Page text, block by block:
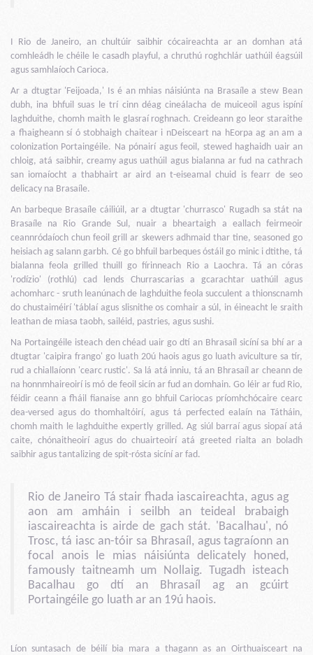
I Rio de Janeiro, an chultúir saibhir cócaireachta ar an domhan atá
comhleádh le chéile le casadh playful, a chruthú roghchlár uathúil éagsúil
agus samhlaíoch Carioca.
Ar a dtugtar 'Feijoada,' Is é an mhias náisiúnta na Brasaíle a stew Bean
dubh, ina bhfuil suas le trí cinn déag cineálacha de muiceoil agus ispíní
laghduithe, chomh maith le glasraí roghnach. Creideann go leor staraithe
a fhaigheann sí ó stobhaigh chaitear i nDeisceart na hEorpa ag an am a
colonization Portaingéile. Na pónairí agus feoil, stewed haghaidh uair an
chloig, atá saibhir, creamy agus uathúil agus bialanna ar fud na cathrach
san iomaíocht a thabhairt ar aird an t-eiseamal chuid is fearr de seo
delicacy na Brasaíle.
An barbeque Brasaíle cáiliúil, ar a dtugtar 'churrasco' Rugadh sa stát na
Brasaíle na Rio Grande Sul, nuair a bheartaigh a eallach feirmeoir
ceannródaíoch chun feoil grill ar skewers adhmaid thar tine, seasoned go
heisiach ag salann garbh. Cé go bhfuil barbeques óstáil go minic i dtithe, tá
bialanna feola grilled thuill go fírinneach Rio a Laochra. Tá an córas
'rodízio' (rothlú) cad lends Churrascarias a gcarachtar uathúil agus
achomharc - sruth leanúnach de laghduithe feola succulent a thionscnamh
do chustaiméirí 'táblaí agus slisnithe os comhair a súl, in éineacht le sraith
leathan de miasa taobh, sailéid, pastries, agus sushi.
Na Portaingéile isteach den chéad uair go dtí an Bhrasaíl sicíní sa bhí ar a
dtugtar 'caipira frango' go luath 20ú haois agus go luath aviculture sa tír,
rud a chiallaíonn 'cearc rustic'. Sa lá atá inniu, tá an Bhrasaíl ar cheann de
na honnmhaireoirí is mó de feoil sicín ar fud an domhain. Go léir ar fud Rio,
féidir ceann a fháil fianaise ann go bhfuil Cariocas príomhchócaire cearc
dea-versed agus do thomhaltóirí, agus tá perfected ealaín na Tátháin,
chomh maith le laghduithe expertly grilled. Ag siúl barraí agus siopaí atá
caite, chónaitheoirí agus do chuairteoirí atá greeted rialta an boladh
saibhir agus tantalizing de spit-rósta sicíní ar fad.
Rio de Janeiro Tá stair fhada iascaireachta, agus ag
aon am amháin i seilbh an teideal brabaigh
iascaireachta is airde de gach stát. 'Bacalhau', nó
Trosc, tá iasc an-tóir sa Bhrasaíl, agus tagraíonn an
focal anois le mias náisiúnta delicately honed,
famously taitneamh um Nollaig. Tugadh isteach
Bacalhau go dtí an Bhrasaíl ag an gcúirt
Portaingéile go luath ar an 19ú haois.
Líon suntasach de béilí bia mara a thagann as an Oirthuaisceart na